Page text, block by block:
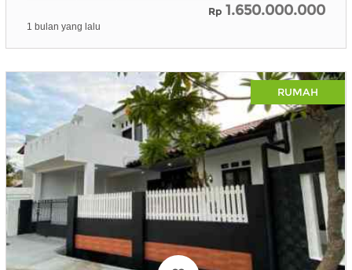
Rp 1.650.000.000
1 bulan yang lalu
RUMAH